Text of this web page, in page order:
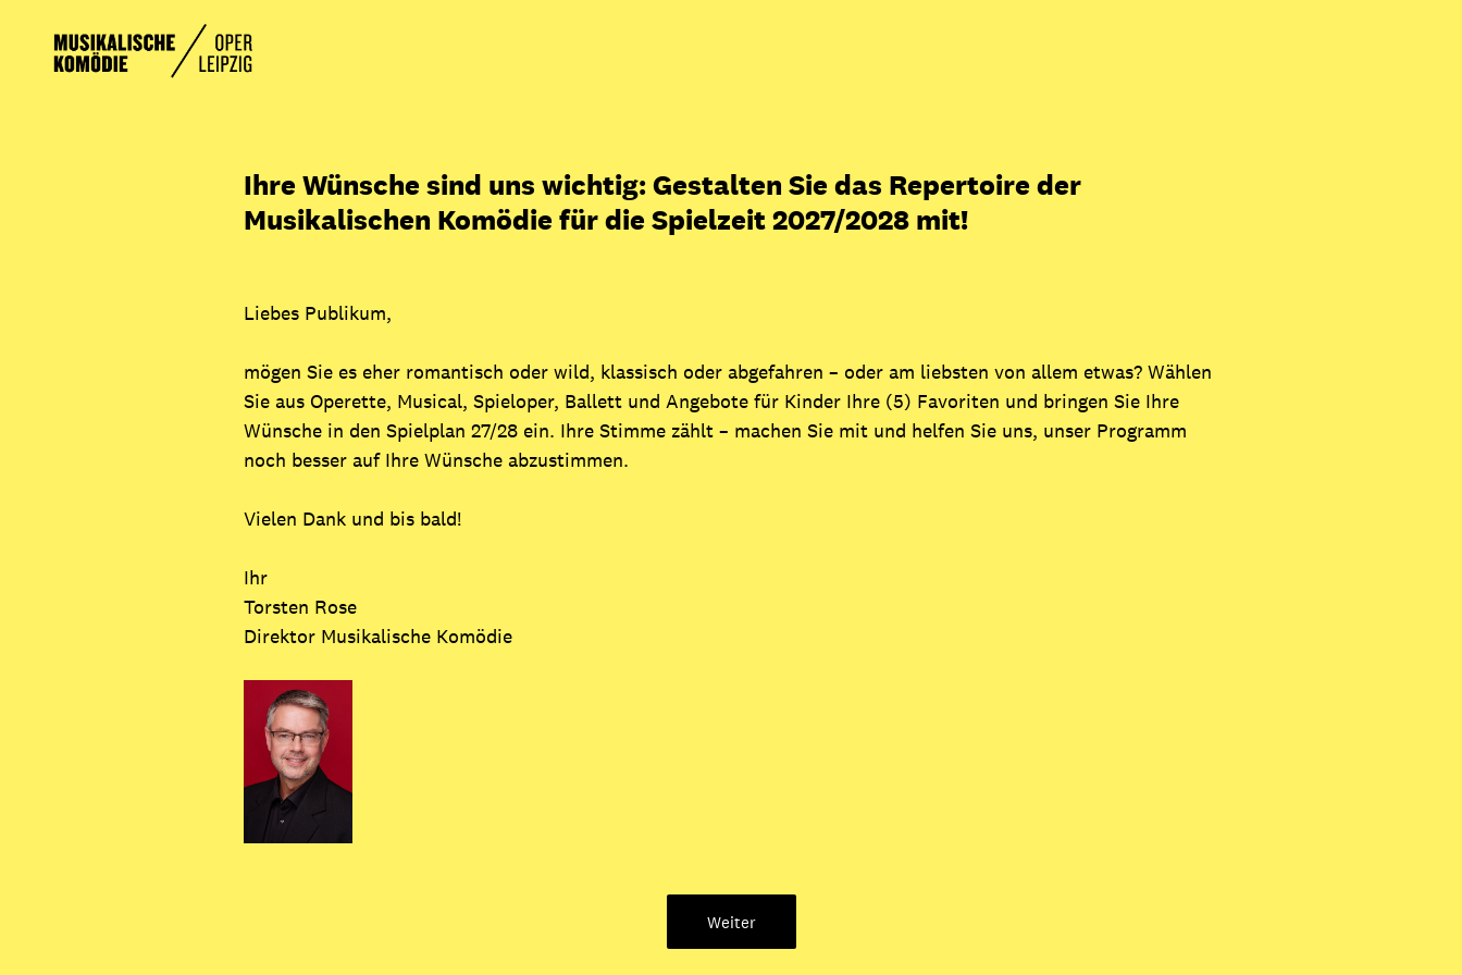
springen
Ihre Wünsche sind uns wichtig: Gestalten Sie das Repertoire der
Musikalischen Komödie für die Spielzeit 2027/2028 mit!
Liebes Publikum,
mögen Sie es eher romantisch oder wild, klassisch oder abgefahren – oder am liebsten von allem etwas? Wählen
Sie aus Operette, Musical, Spieloper, Ballett und Angebote für Kinder Ihre (5) Favoriten und bringen Sie Ihre
Wünsche in den Spielplan 27/28 ein. Ihre Stimme zählt – machen Sie mit und helfen Sie uns, unser Programm
noch besser auf Ihre Wünsche abzustimmen.
Vielen Dank und bis bald!
Ihr
Torsten Rose
Direktor Musikalische Komödie
Weiter